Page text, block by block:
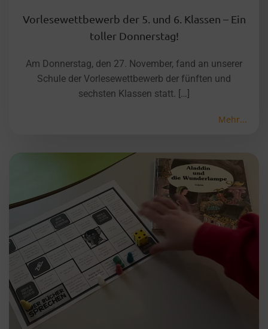
Vorlesewettbewerb der 5. und 6. Klassen – Ein
toller Donnerstag!
Am Donnerstag, den 27. November, fand an unserer
Schule der Vorlesewettbewerb der fünften und
sechsten Klassen statt. […]
Mehr...